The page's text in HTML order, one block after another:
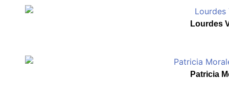
Lourdes
Patricia